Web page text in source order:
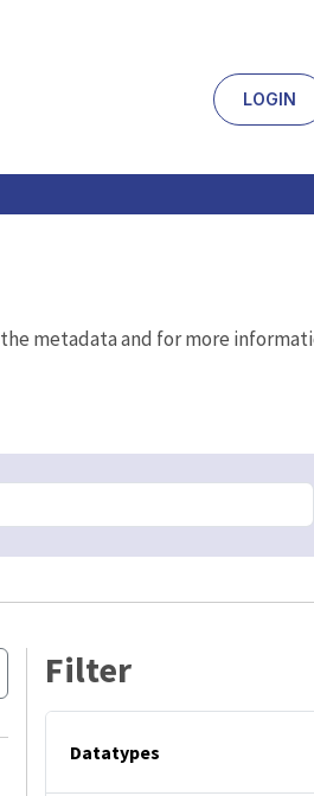
LOGIN
metadata and for more
Filter
Datatypes